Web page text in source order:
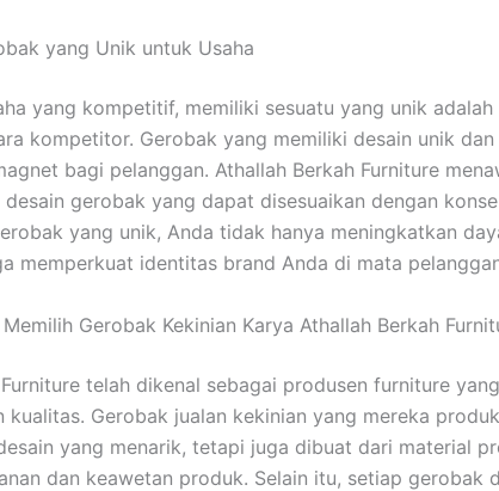
yang Unik untuk Usaha
yang kompetitif, memiliki sesuatu yang unik
kompetitor. Gerobak yang memiliki desain unik
bagi pelanggan. Athallah Berkah Furniture
gerobak yang dapat disesuaikan dengan
yang unik, Anda tidak hanya meningkatkan
memperkuat identitas brand Anda di mata
Gerobak Kekinian Karya Athallah Berkah
telah dikenal sebagai produsen furniture
kualitas. Gerobak jualan kekinian yang mereka
yang menarik, tetapi juga dibuat dari material
dan keawetan produk. Selain itu, setiap gerobak